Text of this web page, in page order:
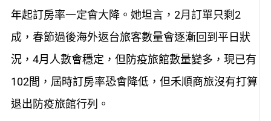
年起訂房率一定會大降。她坦言，2月訂單只剩2
成，春節過後海外返台旅客數量會逐漸回到平日狀
況，4月人數會穩定，但防疫旅館數量變多，現已有
102間，屆時訂房率恐會降低，但禾順商旅沒有打算
退出防疫旅館行列。